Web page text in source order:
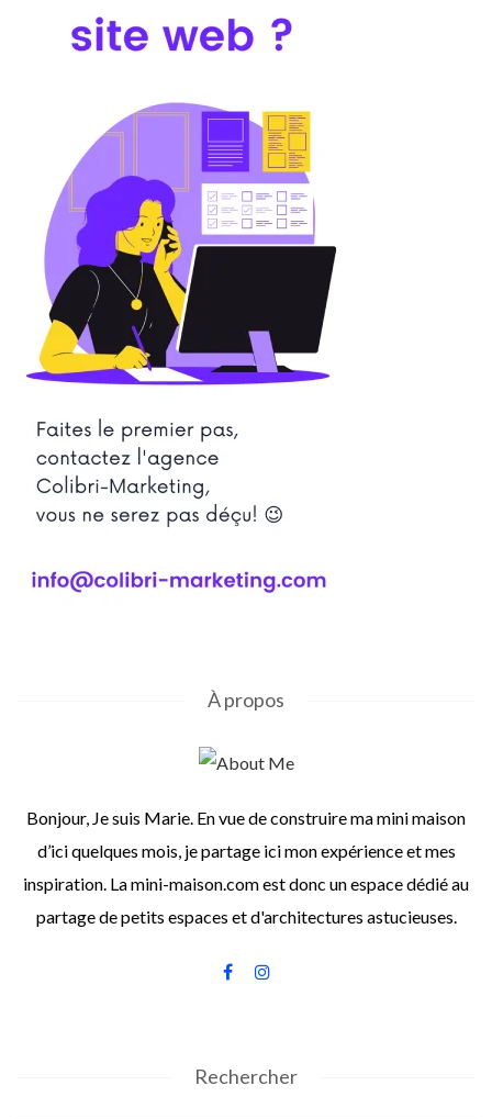
À propos
Bonjour, Je suis Marie. En vue de construire ma mini maison
d’ici quelques mois, je partage ici mon expérience et mes
inspiration. La mini-maison.com est donc un espace dédié au
partage de petits espaces et d'architectures astucieuses.
Rechercher